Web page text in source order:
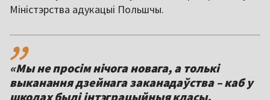
Міністэрства адукацыі Польшчы.
,,
«Мы не просім нічога новага, а толькі
выканання дзейнага заканадаўства – каб у
школах былі інтэграцыйныя класы,